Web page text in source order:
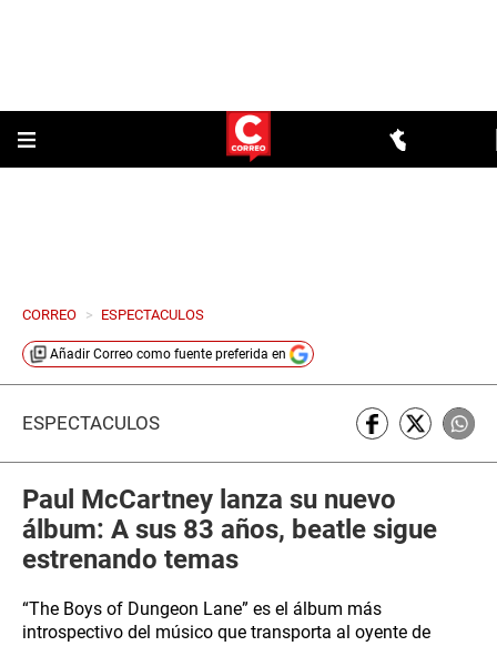
CORREO > ESPECTACULOS
Añadir Correo como fuente preferida en
ESPECTÁCULOS
Paul McCartney lanza su nuevo
álbum: A sus 83 años, beatle sigue
estrenando temas
“The Boys of Dungeon Lane” es el álbum más
introspectivo del músico que transporta al oyente de